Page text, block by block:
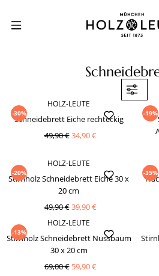
Zum Hauptinhalt springen
-30%
HOLZ-LEUTE
Schneidebrett Eiche rechteckig
49,90 €34,90 €
-19%
-20%
HOLZ-LEUTE
Stirnholz Schneidebrett Eiche 30 x
20 cm
49,90 €39,90 €
-35%
-13%
HOLZ-LEUTE
Stirnholz Schneidebrett Nussbaum
30 x 20 cm
69,00 € 59,90 €